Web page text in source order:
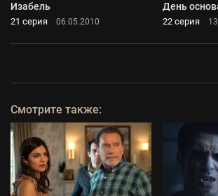
Изабель
21 серия 06.05.2010
День
22 серия
Смотрите также: